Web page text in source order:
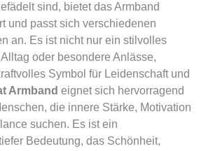
sind, bietet das Armband
und passt sich verschiedenen
an. Es ist nicht nur ein stilvolles
oder besondere Anlässe,
Symbol für Leidenschaft und
Armband eignet sich hervorragend
die innere Stärke, Motivation
suchen. Es ist ein
Bedeutung, das Schönheit,